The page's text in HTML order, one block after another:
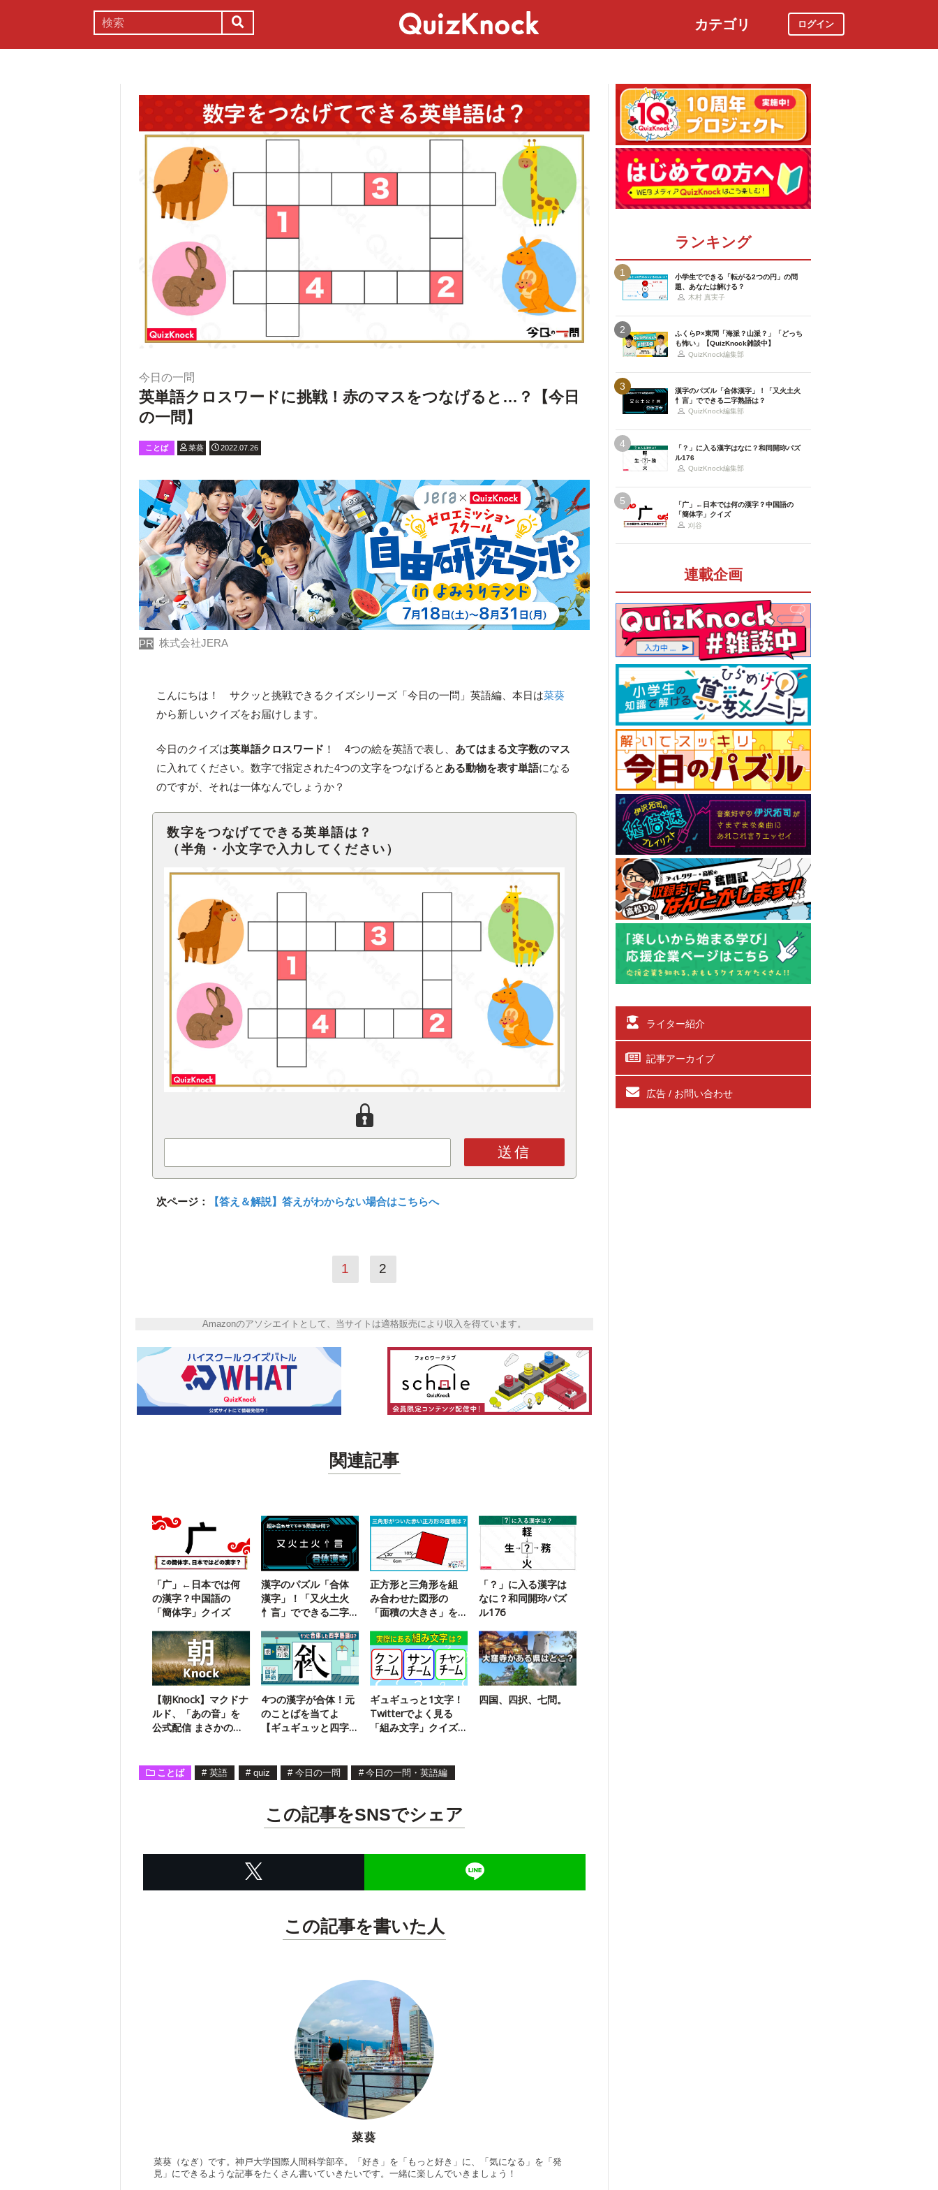
カテゴリ ログイン
今日の一問
英単語クロスワードに挑戦！赤のマスをつなげると…？【今日
の一問】
ことば 菜葵 2022.07.26
PR 株式会社JERA
こんにちは！ サクッと挑戦できるクイズシリーズ「今日の一問」英語編、本日は菜葵
から新しいクイズをお届けします。
今日のクイズは英単語クロスワード ！ 4つの絵を英語で表し、 あてはまる文字数のマス
に入れてください。数字で指定された4つの文字をつなげると ある動物を表す単語になる
のですが、それは一体なんでしょうか？
数字をつなげてできる英単語は？
（半角・小文字で入力してください）
送信
次ページ： 【答え＆解説】答えがわからない場合はこちらへ
1 2
Amazonのアソシエイトとして、当サイトは適格販売により収入を得ています。
関連記事
「广」←日本では何
の漢字？中国語の
「簡体字」クイズ
漢字のパズル「合体
漢字」！「又火土火
忄言」でできる二字
正方形と三角形を組
み合わせた図形の
「面積の大きさ」を
「？」に入る漢字は
なに？和同開珎パズ
ル176
【朝Knock】マクドナ
ルド、「あの音」を
公式配信 まさかの曲
4つの漢字が合体！元
のことばを当てよ
【ギュギュッと四字
ギュギュっと1文字！
Twitterでよく見る
「組み文字」クイズ
四国、四択、七問。
ことば # 英語 # quiz # 今日の一問 # 今日の一問・英語編
この記事をSNSでシェア
この記事を書いた人
菜葵
菜葵（なぎ）です。神戸大学国際人間科学部卒。「好き」を「もっと好き」に、「気になる」を「発
見」にできるような記事をたくさん書いていきたいです。一緒に楽しんでいきましょう！
ランキング
1
小学生でできる「転がる2つの円」の問
題、あなたは解ける？
木村 真実子
2
ふくらP×東問「海派？山派？」「どっち
も怖い」【QuizKnock雑談中】
QuizKnock編集部
3
漢字のパズル「合体漢字」！「又火土火
忄言」でできる二字熟語は？
QuizKnock編集部
4
「？」に入る漢字はなに？和同開珎パズ
ル176
QuizKnock編集部
5
「广」←日本では何の漢字？中国語の
「簡体字」クイズ
刈谷
連載企画
ライター紹介
記事アーカイブ
広告 / お問い合わせ